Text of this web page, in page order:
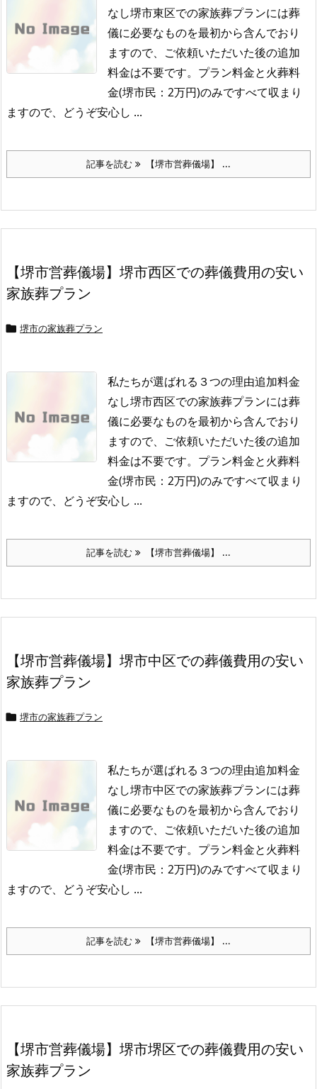
なし堺市東区での家族葬プランには葬
儀に必要なものを最初から含んでおり
ますので、ご依頼いただいた後の追加
料金は不要です。 プラン料金と火葬料
金(堺市民：2万円)のみですべて収まり
ますので、どうぞ安心し ...
記事を読む 【堺市営葬儀場】 ...
【堺市営葬儀場】堺市西区での葬儀費用の安い
家族葬プラン
 堺市の家族葬プラン
私たちが選ばれる３つの理由追加料金
なし堺市西区での家族葬プランには葬
儀に必要なものを最初から含んでおり
ますので、ご依頼いただいた後の追加
料金は不要です。 プラン料金と火葬料
金(堺市民：2万円)のみですべて収まり
ますので、どうぞ安心し ...
記事を読む 【堺市営葬儀場】 ...
【堺市営葬儀場】堺市中区での葬儀費用の安い
家族葬プラン
 堺市の家族葬プラン
私たちが選ばれる３つの理由追加料金
なし堺市中区での家族葬プランには葬
儀に必要なものを最初から含んでおり
ますので、ご依頼いただいた後の追加
料金は不要です。 プラン料金と火葬料
金(堺市民：2万円)のみですべて収まり
ますので、どうぞ安心し ...
記事を読む 【堺市営葬儀場】 ...
【堺市営葬儀場】堺市堺区での葬儀費用の安い
家族葬プラン